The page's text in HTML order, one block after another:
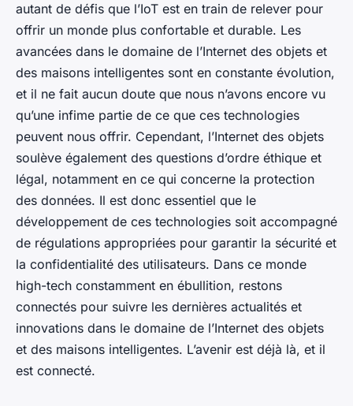
autant de défis que l’IoT est en train de relever pour
offrir un monde plus confortable et durable. Les
avancées dans le domaine de l’Internet des objets et
des maisons intelligentes sont en constante évolution,
et il ne fait aucun doute que nous n’avons encore vu
qu’une infime partie de ce que ces technologies
peuvent nous offrir. Cependant, l’Internet des objets
soulève également des questions d’ordre éthique et
légal, notamment en ce qui concerne la protection
des données. Il est donc essentiel que le
développement de ces technologies soit accompagné
de régulations appropriées pour garantir la sécurité et
la confidentialité des utilisateurs. Dans ce monde
high-tech constamment en ébullition, restons
connectés pour suivre les dernières actualités et
innovations dans le domaine de l’Internet des objets
et des maisons intelligentes. L’avenir est déjà là, et il
est connecté.